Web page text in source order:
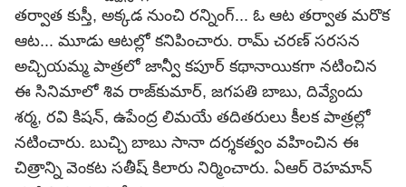
తర్వాత కుస్తీ, అక్కడ నుంచి రన్నింగ్... ఓ ఆట తర్వాత మరొక
ఆట... మూడు ఆటల్లో కనిపించారు. రామ్ చరణ్ సరసన
అచ్చియమ్మ పాత్రలో జాన్వీ కపూర్ కథానాయికగా నటించిన
ఈ సినిమాలో శివ రాజ్‌కుమార్, జగపతి బాబు, దివ్యేందు
శర్మ, రవి కిషన్, ఉపేంద్ర లిమయే తదితరులు కీలక పాత్రల్లో
నటించారు. బుచ్చి బాబు సానా దర్శకత్వం వహించిన ఈ
చిత్రాన్ని వెంకట సతీష్ కిలారు నిర్మించారు. ఏఆర్ రెహమాన్